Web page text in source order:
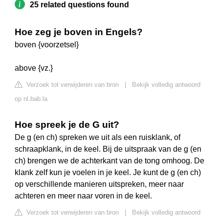
25 related questions found
Hoe zeg je boven in Engels?
boven {voorzetsel}
above {vz.}
Verzoek tot verwijderen van bron
Bekijk volledig antwoord
op nl.bab.la
Hoe spreek je de G uit?
De g (en ch) spreken we uit als een ruisklank, of
schraapklank, in de keel. Bij de uitspraak van de g (en
ch) brengen we de achterkant van de tong omhoog. De
klank zelf kun je voelen in je keel. Je kunt de g (en ch)
op verschillende manieren uitspreken, meer naar
achteren en meer naar voren in de keel.
Verzoek tot verwijderen van bron
Bekijk volledig antwoord